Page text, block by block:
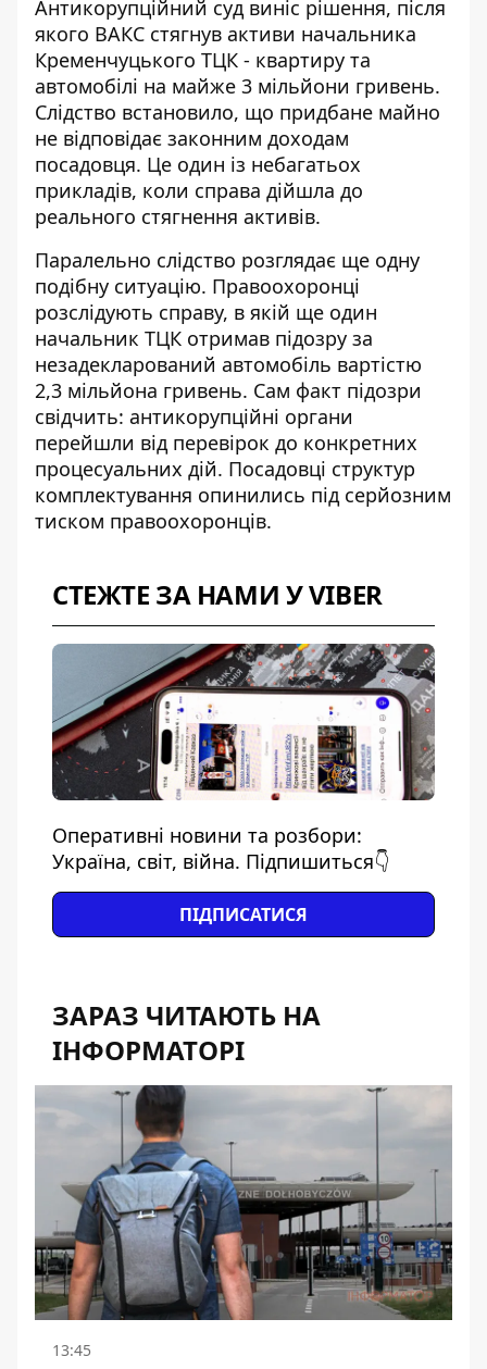
Антикорупційний суд виніс рішення, після
якого ВАКС стягнув активи начальника
Кременчуцького ТЦК - квартиру та
автомобілі на майже 3 мільйони гривень.
Слідство встановило, що придбане майно
не відповідає законним доходам
посадовця. Це один із небагатьох
прикладів, коли справа дійшла до
реального стягнення активів.
Паралельно слідство розглядає ще одну
подібну ситуацію. Правоохоронці
розслідують справу, в якій ще один
начальник ТЦК отримав підозру за
незадекларований автомобіль вартістю
2,3 мільйона гривень. Сам факт підозри
свідчить: антикорупційні органи
перейшли від перевірок до конкретних
процесуальних дій. Посадовці структур
комплектування опинились під серйозним
тиском правоохоронців.
СТЕЖТЕ ЗА НАМИ У VIBER
Оперативні новини та розбори:
Україна, світ, війна. Підпишиться👇
ПІДПИСАТИСЯ
ЗАРАЗ ЧИТАЮТЬ НА
ІНФОРМАТОРІ
13:45